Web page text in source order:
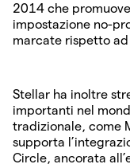
2014 che
impostazione no-
marcate rispetto
Stellar ha inoltre
importanti nel
tradizionale, come
supporta
Circle, ancorata